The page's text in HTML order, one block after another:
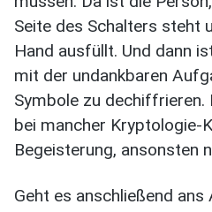
Seite des Schalters steht
Hand ausfüllt. Und dann
mit der undankbaren
Symbole zu
bei mancher Kryptologie-
Begeisterung, ansonsten
Geht es anschließend